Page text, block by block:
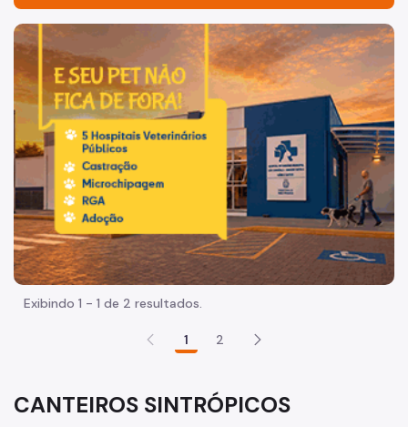
Início
Programação
Sobre a UMAPAZ
Biblioteca Sapucaia
Dúvidas Frequentes
Planetários
Redes Sociais
Fale Conosco
Imagem de um cachorro caramelo e uma gata rajada,
Exibindo 1 - 1 de 2 resultados.
1 2
CANTEIROS SINTRÓPICOS